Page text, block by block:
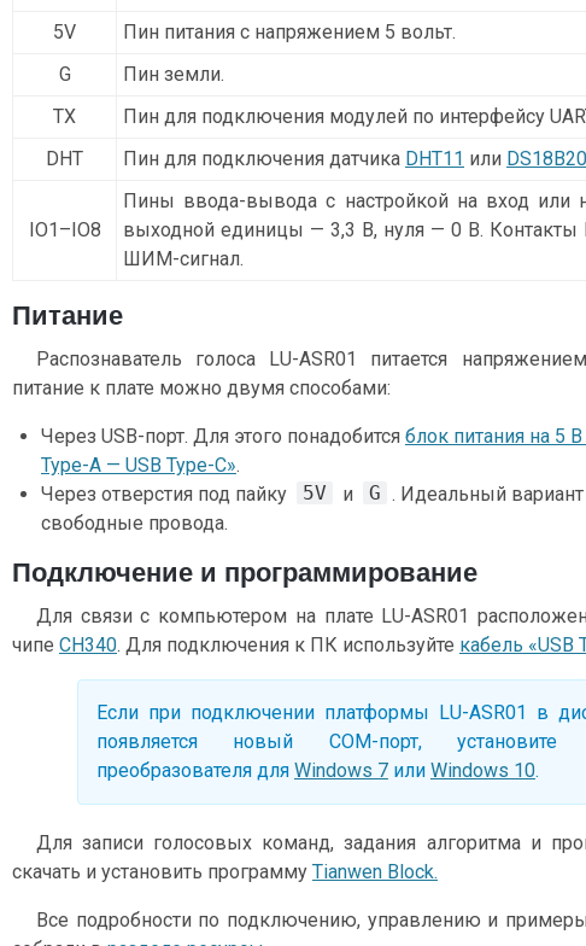
5V
Пин питания с напряжением 5 вольт.
G
Пин земли.
TX
Пин для подключения модулей по интерфейсу
DHT
Пин для подключения датчика DHT11 или DS18B20
IO1–IO8
Пины ввода-вывода с настройкой на вход или
выходной единицы — 3,3 В, нуля — 0 В. Контакты
ШИМ-сигнал.
Питание
Распознаватель голоса LU-ASR01 питается
питание к плате можно двумя способами:
Через USB-порт. Для этого понадобится блок питания на 5
Type-A — USB Type-C».
Через отверстия под пайку
5V и G . Идеальный
свободные провода.
Подключение и программирование
Для связи с компьютером на плате LU-ASR01
чипе CH340. Для подключения к ПК используйте кабель «USB
Если при подключении платформы LU-ASR01 в
появляется новый COM-порт, установите
преобразователя для Windows 7или Windows 10.
Для записи голосовых команд, задания алгоритма и
скачать и установить программу Tianwen Block.
Все подробности по подключению, управлению и